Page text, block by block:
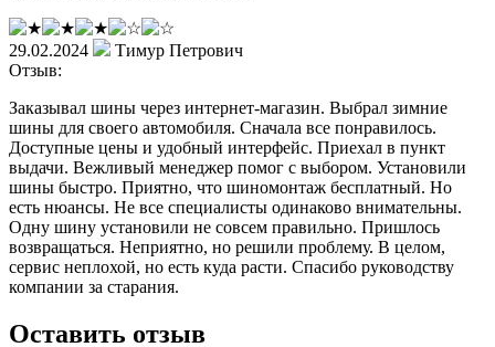
29.02.2024
Тимур Петрович
Отзыв:
Заказывал шины через интернет-магазин. Выбрал зимние
шины для своего автомобиля. Сначала все понравилось.
Доступные цены и удобный интерфейс. Приехал в пункт
выдачи. Вежливый менеджер помог с выбором. Установили
шины быстро. Приятно, что шиномонтаж бесплатный. Но
есть нюансы. Не все специалисты одинаково внимательны.
Одну шину установили не совсем правильно. Пришлось
возвращаться. Неприятно, но решили проблему. В целом,
сервис неплохой, но есть куда расти. Спасибо руководству
компании за старания.
Оставить отзыв